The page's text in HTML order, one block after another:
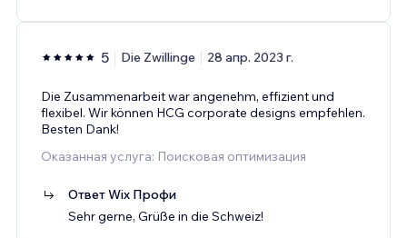
5 Die Zwillinge 28 апр. 2023 г.
Die Zusammenarbeit war angenehm, effizient und
flexibel. Wir können HCG corporate designs empfehlen.
Besten Dank!
Оказанная услуга: Поисковая оптимизация
Ответ Wix Профи
Sehr gerne, Grüße in die Schweiz!